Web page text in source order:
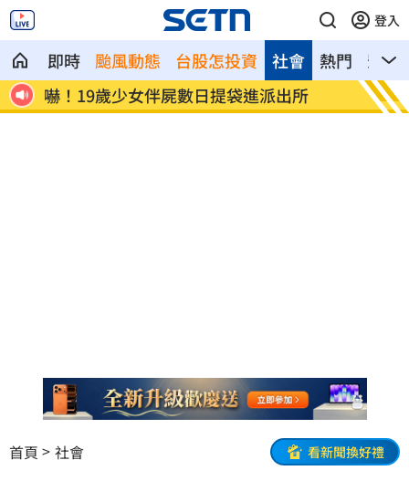
登入
即時 颱風動態 台股怎投資 熱門 影音
社會
幕 嚇！19歲少女伴屍數日提袋進派出所 白海
首頁 社會 看新聞換好禮